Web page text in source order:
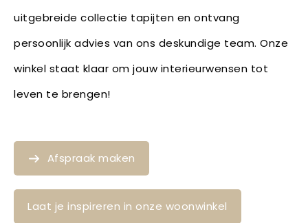
uitgebreide collectie tapijten en ontvang
persoonlijk advies van ons deskundige team. Onze
winkel staat klaar om jouw interieurwensen tot
leven te brengen!
Afspraak maken
Laat je inspireren in onze woonwinkel